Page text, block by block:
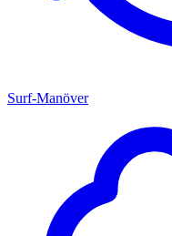
Surf-Manöver